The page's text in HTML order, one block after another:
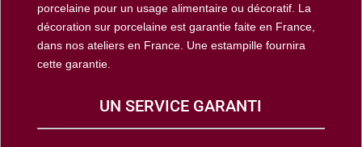
porcelaine pour un usage alimentaire ou décoratif. La
décoration sur porcelaine est garantie faite en France,
dans nos ateliers en France. Une estampille fournira
cette garantie.
UN SERVICE GARANTI